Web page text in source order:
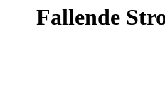
Fallende